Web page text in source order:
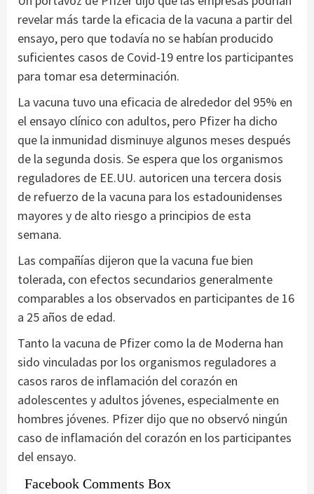
revelar más tarde la eficacia de la vacuna a partir del
ensayo, pero que todavía no se habían producido
suficientes casos de Covid-19 entre los participantes
para tomar esa determinación.
La vacuna tuvo una eficacia de alrededor del 95% en
el ensayo clínico con adultos, pero Pfizer ha dicho
que la inmunidad disminuye algunos meses después
de la segunda dosis. Se espera que los organismos
reguladores de EE.UU. autoricen una tercera dosis
de refuerzo de la vacuna para los estadounidenses
mayores y de alto riesgo a principios de esta
semana.
Las compañías dijeron que la vacuna fue bien
tolerada, con efectos secundarios generalmente
comparables a los observados en participantes de 16
a 25 años de edad.
Tanto la vacuna de Pfizer como la de Moderna han
sido vinculadas por los organismos reguladores a
casos raros de inflamación del corazón en
adolescentes y adultos jóvenes, especialmente en
hombres jóvenes. Pfizer dijo que no observó ningún
caso de inflamación del corazón en los participantes
del ensayo.
Facebook Comments Box